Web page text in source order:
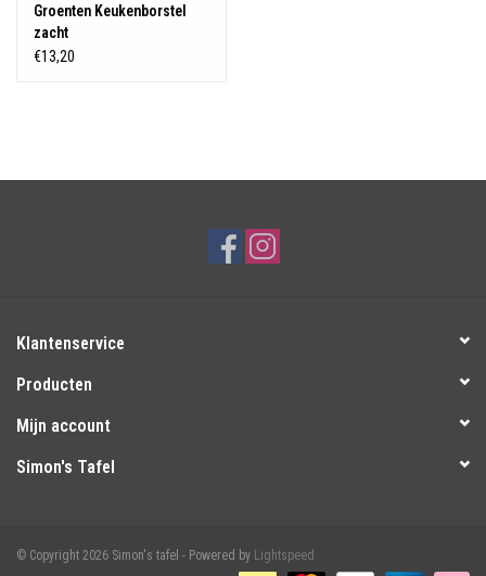
Groenten Keukenborstel
zacht
€13,20
Klantenservice
Producten
Mijn account
Simon's Tafel
© Copyright 2026 Simon's tafel - Powered by Lightspeed